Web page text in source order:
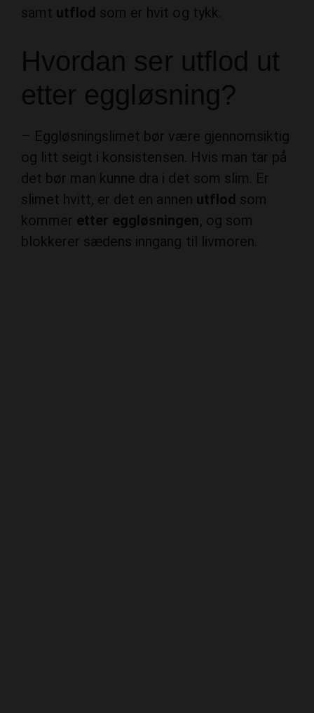
samt utflod som er hvit og tykk.
Hvordan ser utflod ut
etter eggløsning?
– Eggløsningslimet bør være gjennomsiktig
og litt seigt i konsistensen. Hvis man tar på
det bør man kunne dra i det som slim. Er
slimet hvitt, er det en annen utflod som
kommer etter eggløsningen, og som
blokkerer sædens inngang til livmoren.